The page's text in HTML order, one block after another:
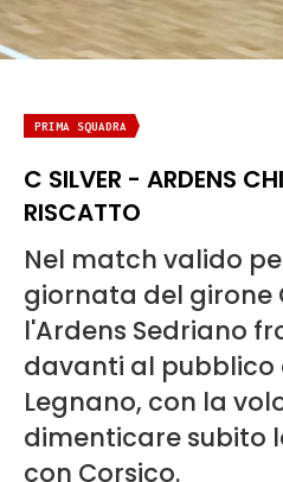
PRIMA SQUADRA
C SILVER - ARDENS
RISCATTO
Nel match valido
giornata del girone
l'Ardens Sedriano
davanti al pubblico
Legnano, con la
dimenticare subito
con Corsico.